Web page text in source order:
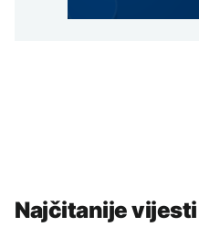
Najčitanije vijesti